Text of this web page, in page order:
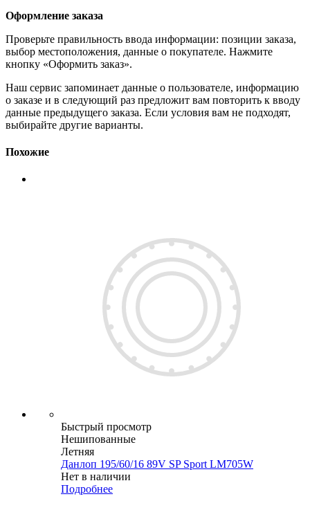
Оформление заказа
Проверьте правильность ввода информации: позиции заказа,
выбор местоположения, данные о покупателе. Нажмите
кнопку «Оформить заказ».
Наш сервис запоминает данные о пользователе, информацию
о заказе и в следующий раз предложит вам повторить к вводу
данные предыдущего заказа. Если условия вам не подходят,
выбирайте другие варианты.
Похожие
Быстрый просмотр
Нешипованные
Летняя
Данлоп 195/60/16 89V SP Sport LM705W
Нет в наличии
Подробнее